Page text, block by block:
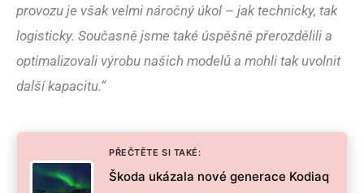
provozu je však velmi náročný úkol – jak technicky, tak
logisticky. Současně jsme také úspěšně přerozdělili a
optimalizovali výrobu našich modelů a mohli tak uvolnit
další kapacitu.“
PŘEČTĚTE SI TAKÉ:
Škoda ukázala nové generace Kodiaq